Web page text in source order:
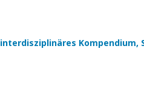
interdisziplinäres